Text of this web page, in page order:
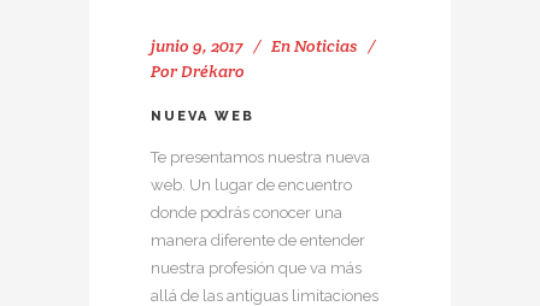
junio 9, 2017 EnNoticias
Por Drékaro
NUEVA WEB
Te presentamos nuestra nueva
web. Un lugar de encuentro
donde podrás conocer una
manera diferente de entender
nuestra profesión que va más
allá de las antiguas limitaciones